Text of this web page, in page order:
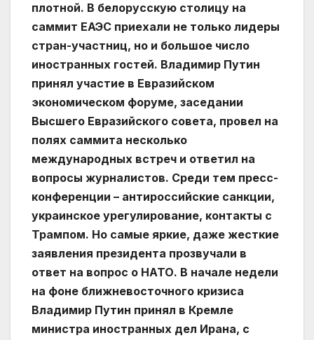
плотной. В белорусскую столицу на
саммит ЕАЭС приехали не только лидеры
стран-участниц, но и большое число
иностранных гостей. Владимир Путин
принял участие в Евразийском
экономическом форуме, заседании
Высшего Евразийского совета, провел на
полях саммита несколько
международных встреч и ответил на
вопросы журналистов. Среди тем пресс-
конференции – антироссийские санкции,
украинское урегулирование, контакты с
Трампом. Но самые яркие, даже жесткие
заявления президента прозвучали в
ответ на вопрос о НАТО. В начале недели
на фоне ближневосточного кризиса
Владимир Путин принял в Кремле
министра иностранных дел Ирана, с